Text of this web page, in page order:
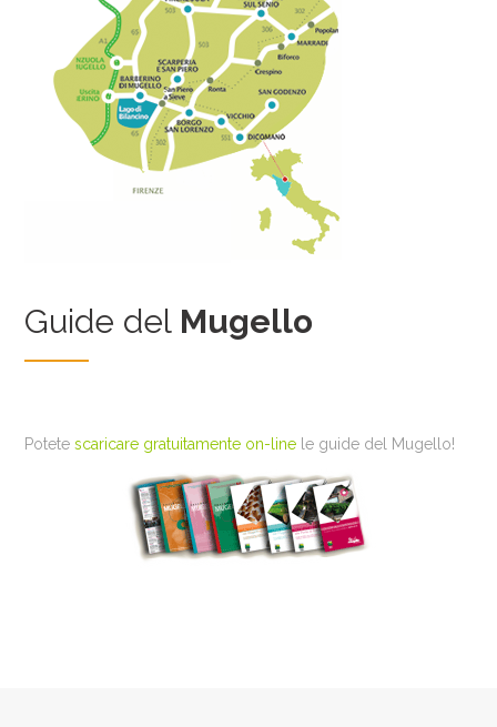
Guide del Mugello
Potetescaricare gratuitamente on-line le guide del Mugello!